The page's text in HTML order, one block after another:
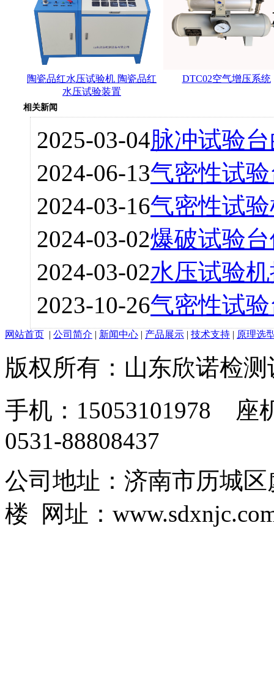
陶瓷品红水压试验机 陶瓷品红
水压试验装置
DTC02空气增压系统
相关新闻
2025-03-04脉冲试验
2024-06-13气密性试
2024-03-16气密性试
2024-03-02爆破试验
2024-03-02水压试验
2023-10-26气密性试
网站首页 | 公司简介 | 新闻中心 | 产品展示 | 技术支持 | 原理选
版权所有：山东欣诺检
手机：15053101978 座
0531-88808437
公司地址：济南市历城
楼 网址：